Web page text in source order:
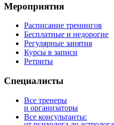
Мероприятия
Расписание тренингов
Бесплатные и недорогие
Регулярные занятия
Курсы в записи
Ретриты
Специалисты
Все тренеры
и организаторы
Все консультанты: